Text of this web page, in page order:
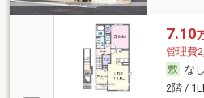
7.10
管理費
なし
2階 /